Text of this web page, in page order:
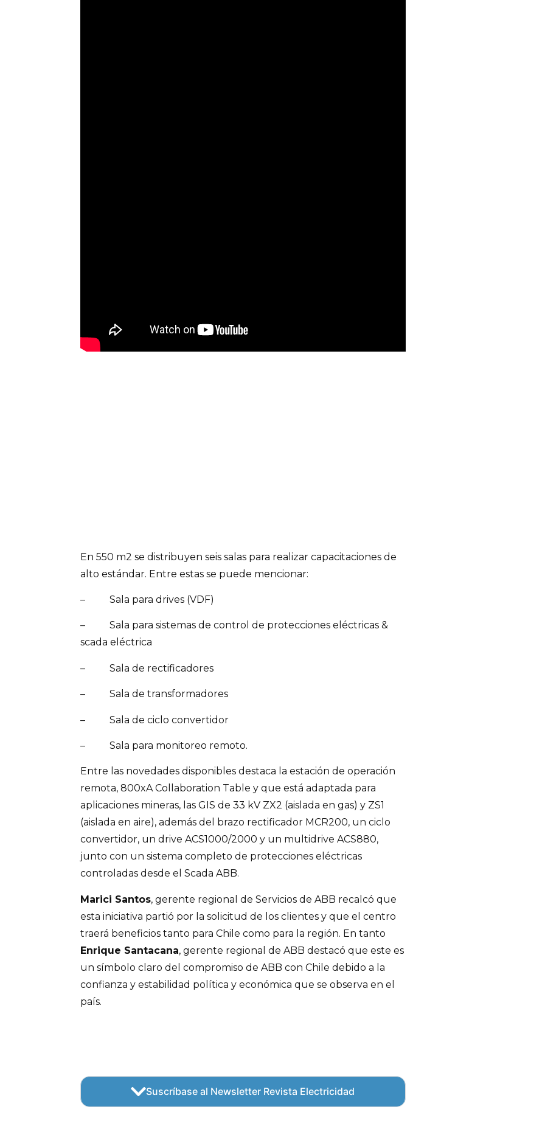
En 550 m2 se distribuyen seis salas para realizar capacitaciones de
alto estándar. Entre estas se puede mencionar:
– Sala para drives (VDF)
– Sala para sistemas de control de protecciones eléctricas &
scada eléctrica
– Sala de rectificadores
– Sala de transformadores
– Sala de ciclo convertidor
– Sala para monitoreo remoto.
Entre las novedades disponibles destaca la estación de operación
remota, 800xA Collaboration Table y que está adaptada para
aplicaciones mineras, las GIS de 33 kV ZX2 (aislada en gas) y ZS1
(aislada en aire), además del brazo rectificador MCR200, un ciclo
convertidor, un drive ACS1000/2000 y un multidrive ACS880,
junto con un sistema completo de protecciones eléctricas
controladas desde el Scada ABB.
Marici Santos, gerente regional de Servicios de ABB recalcó que
esta iniciativa partió por la solicitud de los clientes y que el centro
traerá beneficios tanto para Chile como para la región. En tanto
Enrique Santacana, gerente regional de ABB destacó que este es
un símbolo claro del compromiso de ABB con Chile debido a la
confianza y estabilidad política y económica que se observa en el
país.
Suscríbase al Newsletter Revista Electricidad